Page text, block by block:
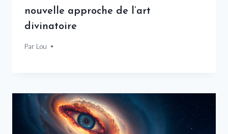
nouvelle approche de l’art
divinatoire
Par Lou
8 décembre 2024